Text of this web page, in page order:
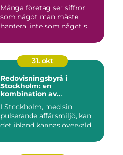
Många företag ser siffror
som något man måste
hantera, inte som något s...
31. okt
Redovisningsbyrå i
Stockholm: en
kombination av
personlig service
I Stockholm, med sin
pulserande affärsmiljö, kan
det ibland kännas överväld...